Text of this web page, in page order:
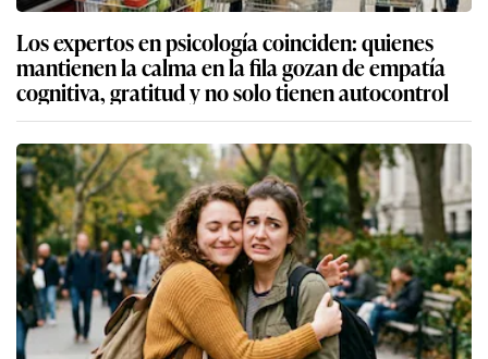
Los expertos en psicología coinciden: quienes
mantienen la calma en la fila gozan de empatía
cognitiva, gratitud y no solo tienen autocontrol